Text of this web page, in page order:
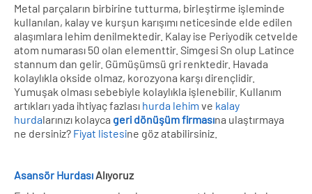
Metal parçaların birbirine tutturma, birleştirme işleminde
kullanılan, kalay ve kurşun karışımı neticesinde elde edilen
alaşımlara lehim denilmektedir. Kalay ise Periyodik cetvelde
atom numarası 50 olan elementtir. Simgesi Sn olup Latince
stannum dan gelir. Gümüşümsü gri renktedir. Havada
kolaylıkla okside olmaz, korozyona karşı dirençlidir.
Yumuşak olması sebebiyle kolaylıkla işlenebilir. Kullanım
artıkları yada ihtiyaç fazlası hurda lehim ve kalay
hurdalarınızı kolayca geri dönüşüm firmasına ulaştırmaya
ne dersiniz? Fiyat listesine göz atabilirsiniz.
Asansör Hurdası Alıyoruz